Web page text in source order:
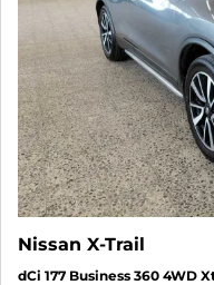
Nissan X-Trail
dCi 177 Business 360 4WD